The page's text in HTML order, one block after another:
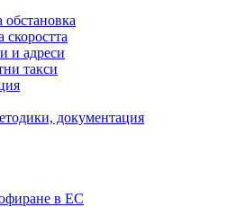
и адреси
такси
документация
в ЕС